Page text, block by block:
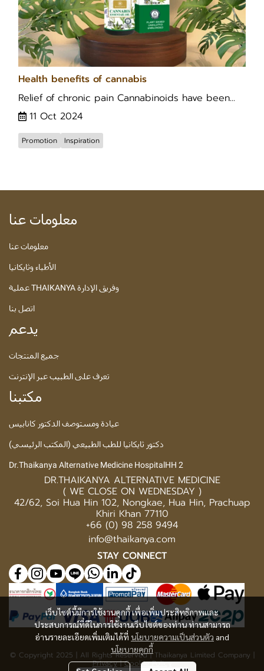
Health benefits of cannabis
Relief of chronic pain Cannabinoids have been...
11 Oct 2024
Promotion Inspiration
เว็บไซต์นี้มีการใช้งานคุกกี้ เพื่อเพิ่มประสิทธิภาพและ
ประสบการณ์ที่ดีในการใช้งานเว็บไซต์ของท่าน ท่านสามารถ
อ่านรายละเอียดเพิ่มเติมได้ที่ นโยบายความเป็นส่วนตัว and
นโยบายคุกกี้
معلومات عنا
معلومات عنا
الأطباء وثايكانيا
عملية THAIKANYA وفريق الإدارة
اتصل بنا
يدعم
جميع المنتجات
تعرف على الطبيب عبر الإنترنت
مكتبنا
عيادة ومستوصف الدكتور كانابيس
دكتور ثايكانيا للطب الطبيعي (المكتب الرئيسي)
Dr.Thaikanya Alternative Medicine HospitalHH 2
DR.THAIKANYA ALTERNATIVE MEDICINE
( WE CLOSE ON WEDNESDAY )
42/62, Soi Hua Hin 102, Nongkae, Hua Hin, Prachuap
Khiri Khan 77110
+66 (0) 98 258 9494
info@thaikanya.com
STAY CONNECT
© Copyright 2025 | All Rights Reserved | Thaikanya Limited Company |
Privacy|Cookie Policy